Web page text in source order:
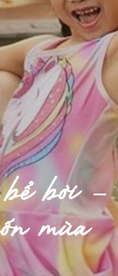
bơi –
mùa